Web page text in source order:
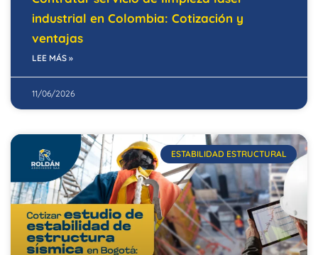
industrial en Colombia: Cotización y
ventajas
LEE MÁS »
11/06/2026
ESTABILIDAD ESTRUCTURAL